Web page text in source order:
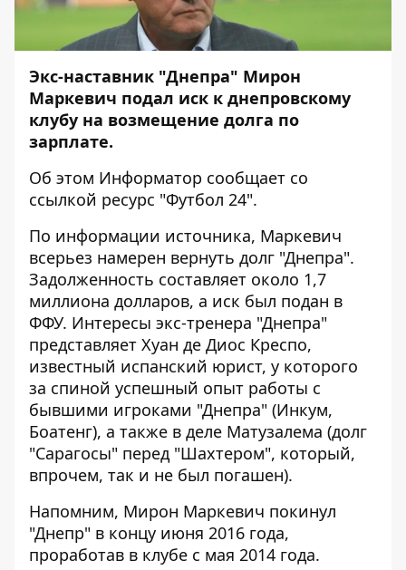
Экс-наставник "Днепра" Мирон
Маркевич подал иск к днепровскому
клубу на возмещение долга по
зарплате.
Об этом Информатор сообщает со
ссылкой ресурс "Футбол 24".
По информации источника, Маркевич
всерьез намерен вернуть долг "Днепра".
Задолженность составляет около 1,7
миллиона долларов, а иск был подан в
ФФУ. Интересы экс-тренера "Днепра"
представляет Хуан де Диос Креспо,
известный испанский юрист, у которого
за спиной успешный опыт работы с
бывшими игроками "Днепра" (Инкум,
Боатенг), а также в деле Матузалема (долг
"Сарагосы" перед "Шахтером", который,
впрочем, так и не был погашен).
Напомним, Мирон Маркевич покинул
"Днепр" в концу июня 2016 года,
проработав в клубе с мая 2014 года.